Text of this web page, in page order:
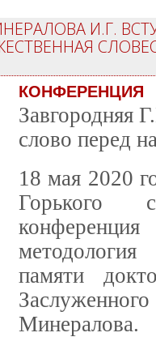
И.Г.
КОНФЕРЕНЦИЯ
Завгородняя
слово перед
18 мая 2020
Горького
конференция
памяти
Минералова.